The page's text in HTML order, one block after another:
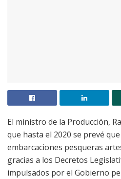
El ministro de la Producción,
que hasta el 2020 se prevé
embarcaciones pesqueras
gracias a los Decretos
impulsados por el Gobierno